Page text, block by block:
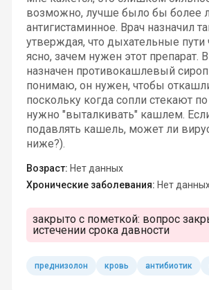
возможно, лучше было бы более
антигистаминное. Врач назначил
утверждая, что дыхательные пути
ясно, зачем нужен этот препарат.
назначен противокашлевый сироп
понимаю, он нужен, чтобы
поскольку когда сопли стекают по
нужно "выталкивать" кашлем.
подавлять кашель, может ли
ниже?).
Возраст: Нет данных
Хронические заболевания: Нет
закрыто с пометкой: вопрос
истечении срока давности
преднизолон кровь антибиотик